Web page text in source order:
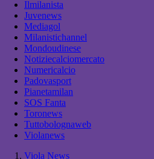
Ilmilanista
Juvenews
Mediagol
Milanistichannel
Mondoudinese
Notiziecalciomercato
Numericalcio
Padovasport
Pianetamilan
SOS Fanta
Toronews
Tuttobolognaweb
Violanews
Viola News